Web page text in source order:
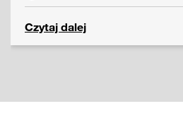
Czytaj dalej